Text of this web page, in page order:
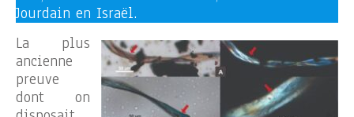
Jourdain en Israël.
La plus
ancienne
preuve
dont on